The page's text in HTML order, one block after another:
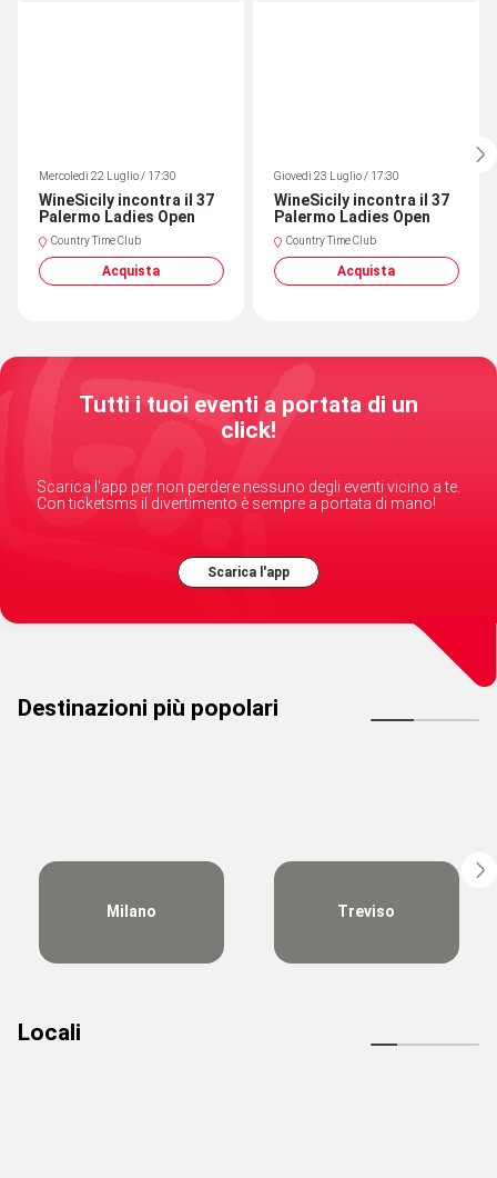
Mercoledì 22 Luglio / 17:30
WineSicily incontra il 37
Palermo Ladies Open
Country Time Club
Acquista
Giovedì 23 Luglio / 17:30
WineSicily incontra il 37
Palermo Ladies Open
Country Time Club
Acquista
Tutti i tuoi eventi a portata di un
click!
Scarica l'app per non perdere nessuno degli eventi vicino a te.
Con ticketsms il divertimento è sempre a portata di mano!
Scarica l'app
Destinazioni più popolari
Milano Treviso
Locali